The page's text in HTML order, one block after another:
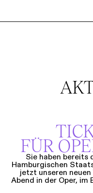
FÜR
Sie haben bereits
Hamburgischen
jetzt unseren
Abend in der Oper, im